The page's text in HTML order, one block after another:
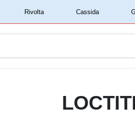
‏‏‎ ‎Rivolta‏‏‎ ‎ ‏‏‎ ‎Cassida‏‏‎ ‎